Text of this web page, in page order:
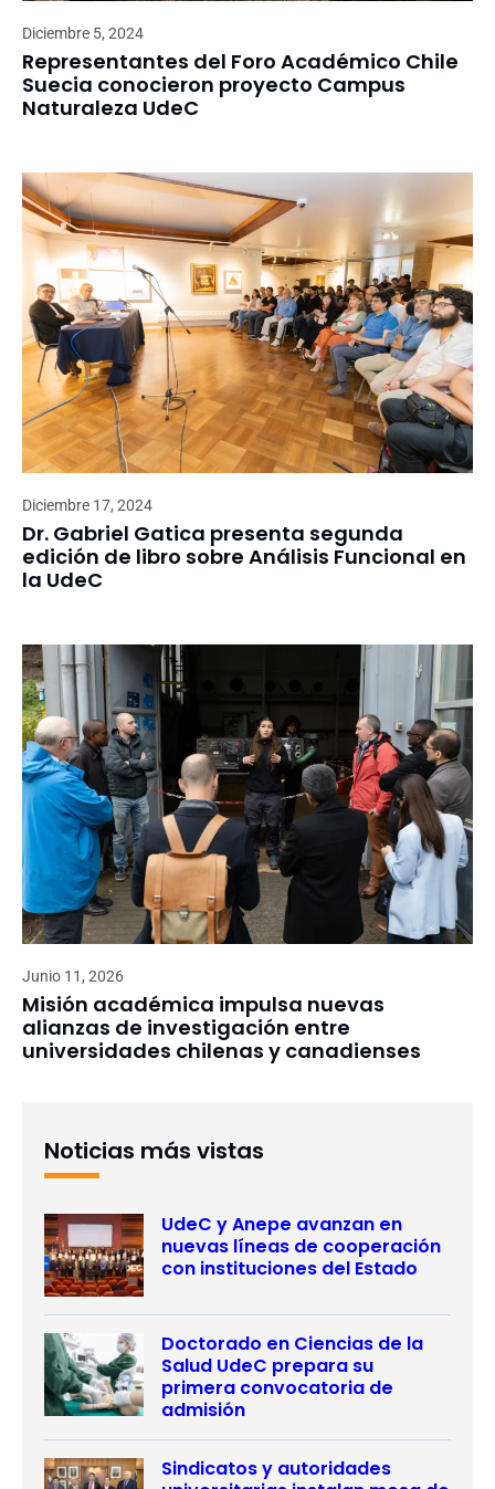
Diciembre 5, 2024
Representantes del Foro Académico Chile
Suecia conocieron proyecto Campus
Naturaleza UdeC
Diciembre 17, 2024
Dr. Gabriel Gatica presenta segunda
edición de libro sobre Análisis Funcional en
la UdeC
Junio 11, 2026
Misión académica impulsa nuevas
alianzas de investigación entre
universidades chilenas y canadienses
Noticias más vistas
UdeC y Anepe avanzan en
nuevas líneas de cooperación
con instituciones del Estado
Doctorado en Ciencias de la
Salud UdeC prepara su
primera convocatoria de
admisión
Sindicatos y autoridades